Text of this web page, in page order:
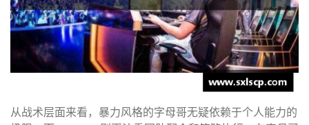
从战术层面来看，暴力风格的字母哥无疑依赖于个人能力的